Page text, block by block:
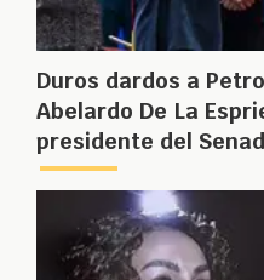
Duros dardos a
Abelardo De La
presidente del